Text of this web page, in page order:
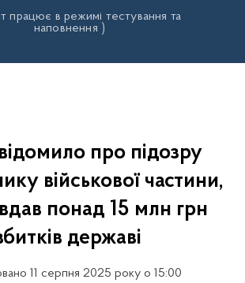
працює в режимі тестування та
наповнення )
про підозру
військової частини,
понад 15 млн грн
державі
11 серпня 2025 року о 15:00